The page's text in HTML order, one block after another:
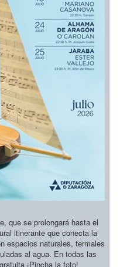
se prolongará hasta el
itinerante que conecta la
espacios naturales, termales
al agua. En todas las
¡Pincha la foto!